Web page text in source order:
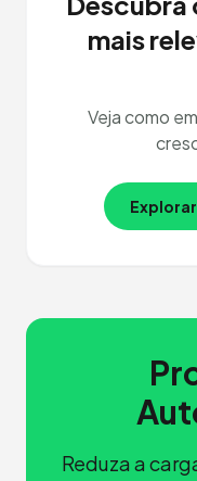
mais
Veja como
Reduza a